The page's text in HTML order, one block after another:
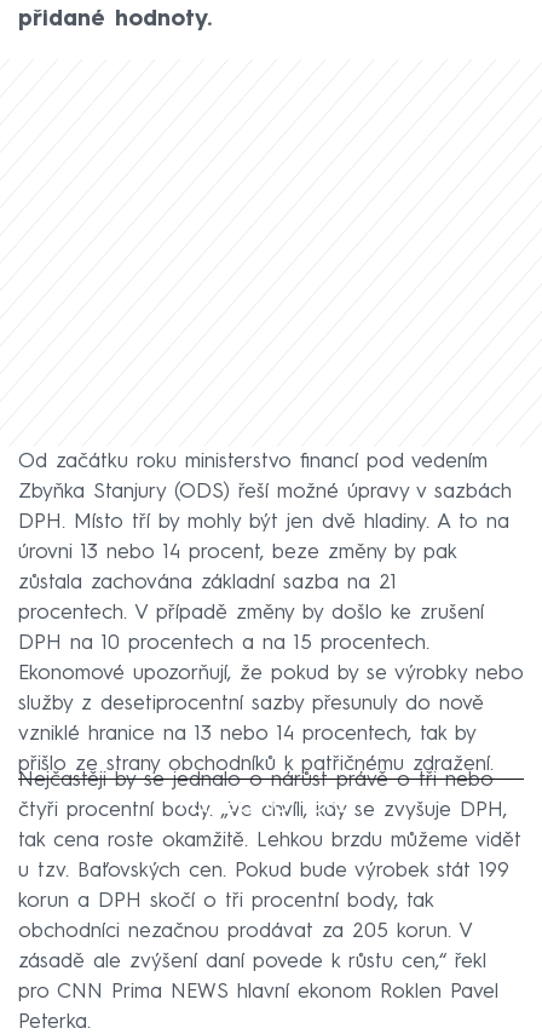
přidané hodnoty.
Od začátku roku ministerstvo financí pod vedením
Zbyňka Stanjury (ODS) řeší možné úpravy v sazbách
DPH. Místo tří by mohly být jen dvě hladiny. A to na
úrovni 13 nebo 14 procent, beze změny by pak
zůstala zachována základní sazba na 21
procentech. V případě změny by došlo ke zrušení
DPH na 10 procentech a na 15 procentech.
Ekonomové upozorňují, že pokud by se výrobky nebo
služby z desetiprocentní sazby přesunuly do nově
vzniklé hranice na 13 nebo 14 procentech, tak by
přišlo ze strany obchodníků k patřičnému zdražení.
Failed to fetch
Nejčastěji by se jednalo o nárůst právě o tři nebo
čtyři procentní body. „Ve chvíli, kdy se zvyšuje DPH,
tak cena roste okamžitě. Lehkou brzdu můžeme vidět
u tzv. Baťovských cen. Pokud bude výrobek stát 199
korun a DPH skočí o tři procentní body, tak
obchodníci nezačnou prodávat za 205 korun. V
zásadě ale zvýšení daní povede k růstu cen,“ řekl
pro CNN Prima NEWS hlavní ekonom Roklen Pavel
Peterka.